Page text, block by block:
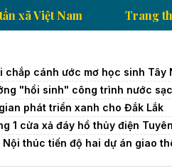
Thông tấn xã Việt Nam
chắp cánh ước mơ học sinh Tây
"hồi sinh" công trình nước
phát triển xanh cho Đắk Lắk
1 cửa xả đáy hồ thủy điện
Nội thúc tiến độ hai dự án giao